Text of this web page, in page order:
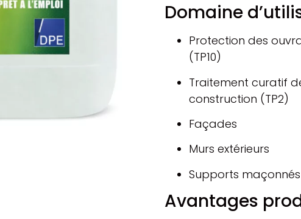
Domaine
Protection des
(TP10)
Traitement curatif
construction (TP2)
Façades
Murs extérieurs
Supports maçonnés
Avantages